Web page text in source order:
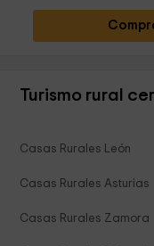
Turismo rural
Casas Rurales León
Casas Rurales Asturias
Casas Rurales Zamora